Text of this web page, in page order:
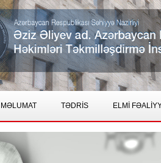
TƏDRİS ELMİ